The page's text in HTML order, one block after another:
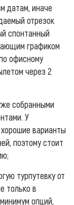
датам, иначе
отрезок
спонтанный
графиком
офисному
через 2
собранными
У
варианты
поэтому стоит
турпутевку от
только в
опций,